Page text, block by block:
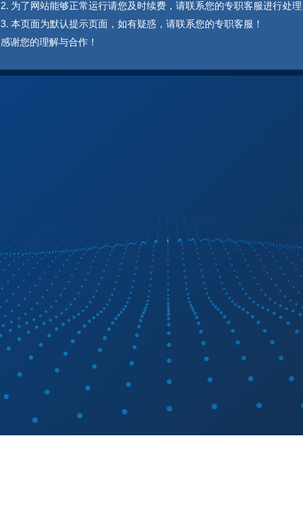
2. 为了网站能够正常运行请您及时续费，请联系您的专职客服进行处
3. 本页面为默认提示页面，如有疑惑，请联系您的专职客服！
感谢您的理解与合作！